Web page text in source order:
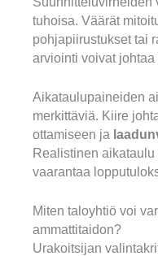
tuhoisa. Väärät
pohjapiirustukset tai
arviointi voivat
Aikataulupaineiden
merkittäviä. Kiire
ottamiseen ja
Realistinen
vaarantaa
Miten taloyhtiö voi
ammattitaidon?
Urakoitsijan